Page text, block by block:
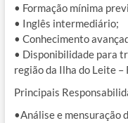
• Formação mínima
• Inglês intermediário;
• Conhecimento
• Disponibilidade para
região da Ilha do Leite –
Principais
•Análise e mensuração